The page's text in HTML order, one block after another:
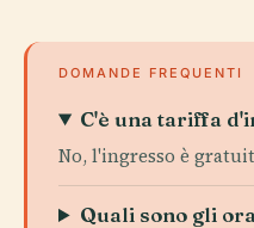
DOMANDE FREQUENTI
C'è una tariffa
No, l'ingresso è
Quali sono gli